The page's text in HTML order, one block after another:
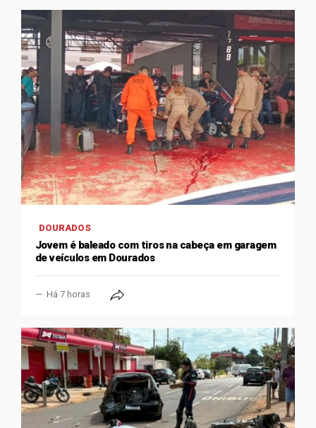
DOURADOS
Jovem é baleado com tiros na cabeça em garagem
de veículos em Dourados
Há 7 horas